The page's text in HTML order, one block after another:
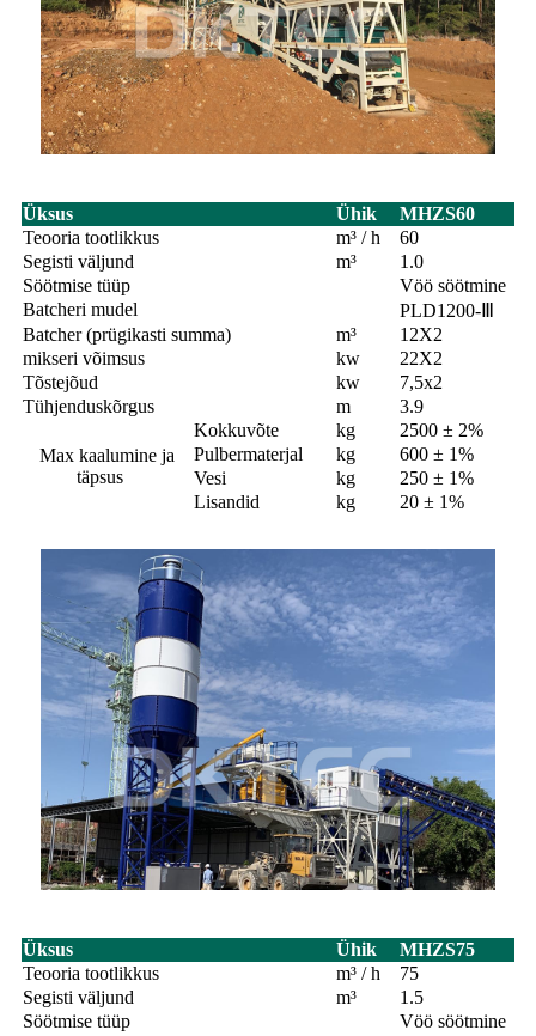
Üksus Ühik
MHZS60
Teooria tootlikkus
m³ / h
60
Segisti väljund
m³
1.0
Söötmise tüüp
Vöö söötmine
Batcheri mudel
PLD1200-Ⅲ
Batcher (prügikasti summa)
m³
12X2
mikseri võimsus
kw
22X2
Tõstejõud
kw
7,5x2
Tühjenduskõrgus
m 3.9
Max kaalumine ja
täpsus
Kokkuvõte kg
2500 ± 2%
Pulbermaterjal
kg
600 ± 1%
Vesi
kg
250 ± 1%
Lisandid
kg 20 ± 1%
Üksus Ühik
MHZS75
Teooria tootlikkus
m³ / h
75
Segisti väljund
m³
1.5
Söötmise tüüp
Vöö söötmine